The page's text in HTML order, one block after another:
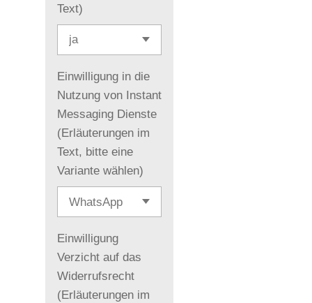
Text)
Einwilligung in die
Nutzung von Instant
Messaging Dienste
(Erläuterungen im
Text, bitte eine
Variante wählen)
Einwilligung
Verzicht auf das
Widerrufsrecht
(Erläuterungen im